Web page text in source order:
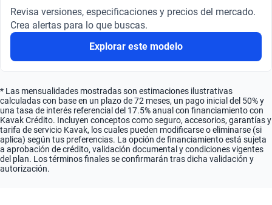
Revisa versiones, especificaciones y precios del mercado.
Crea alertas para lo que buscas.
Explorar este modelo
* Las mensualidades mostradas son estimaciones ilustrativas
calculadas con base en un plazo de 72 meses, un pago inicial del 50% y
una tasa de interés referencial del 17.5% anual con financiamiento con
Kavak Crédito. Incluyen conceptos como seguro, accesorios, garantías y
tarifa de servicio Kavak, los cuales pueden modificarse o eliminarse (si
aplica) según tus preferencias. La opción de financiamiento está sujeta
a aprobación de crédito, validación documental y condiciones vigentes
del plan. Los términos finales se confirmarán tras dicha validación y
autorización.